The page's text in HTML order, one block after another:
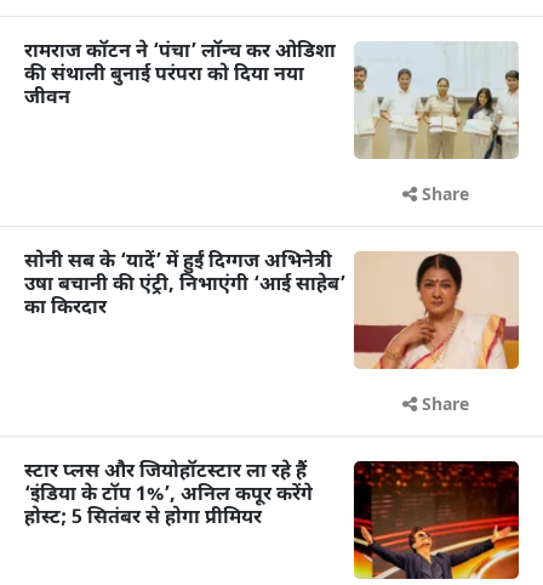
रामराज कॉटन ने ‘पंचा’ लॉन्च कर ओडिशा
की संथाली बुनाई परंपरा को दिया नया
जीवन
Share
सोनी सब के ‘यादें’ में हुईं दिग्गज अभिनेत्री
उषा बचानी की एंट्री, निभाएंगी ‘आई साहेब’
का किरदार
Share
स्टार प्लस और जियोहॉटस्टार ला रहे हैं
‘इंडिया के टॉप 1%’, अनिल कपूर करेंगे
होस्ट; 5 सितंबर से होगा प्रीमियर